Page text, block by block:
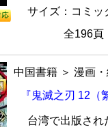
サイズ：コミッ
全196
中国書籍 ＞ 漫画
『鬼滅之刃 12
台湾で出版され